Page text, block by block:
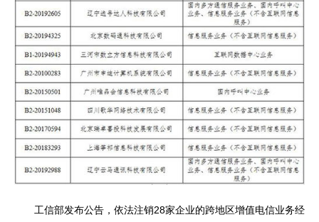
工信部发布公告，依法注销28家企业的跨地区增值电信业务经